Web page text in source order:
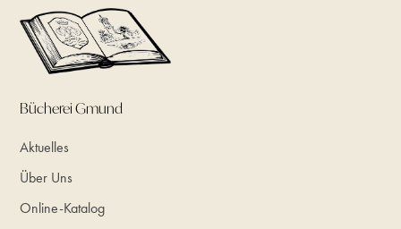
Bücherei Gmund
Aktuelles
Über Uns
Online-Katalog